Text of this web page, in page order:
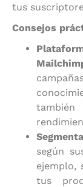
tus
Consejos
según
ejemplo,
tus